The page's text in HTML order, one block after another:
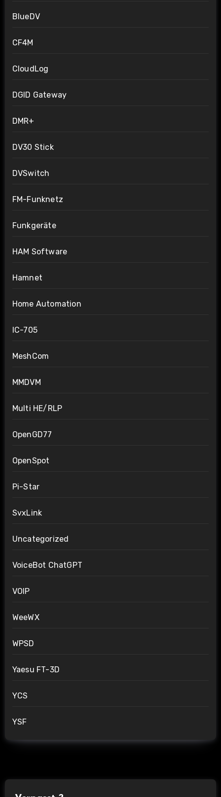
BlueDV
CF4M
CloudLog
DGID Gateway
DMR+
DV30 Stick
DVSwitch
FM-Funknetz
Funkgeräte
HAM Software
Hamnet
Home Automation
IC-705
MeshCom
MMDVM
Multi HE/RLP
OpenGD77
OpenSpot
Pi-Star
SvxLink
Uncategorized
VoiceBot ChatGPT
VOIP
WeeWX
WPSD
Yaesu FT-3D
YCS
YSF